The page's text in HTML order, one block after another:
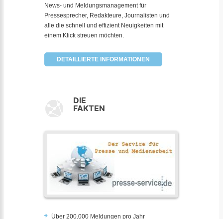
News- und Meldungsmanagement für
Pressesprecher, Redakteure, Journalisten und
alle die schnell und effizient Neuigkeiten mit
einem Klick streuen möchten.
DETAILLIERTE INFORMATIONEN
DIE
FAKTEN
Über 200.000 Meldungen pro Jahr